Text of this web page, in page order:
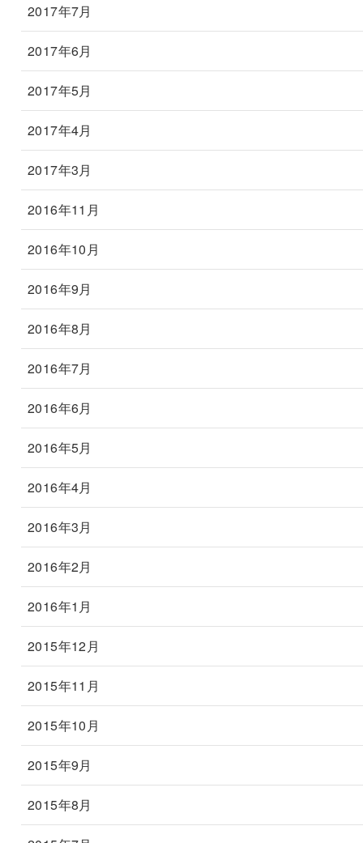
2017年7月
2017年6月
2017年5月
2017年4月
2017年3月
2016年11月
2016年10月
2016年9月
2016年8月
2016年7月
2016年6月
2016年5月
2016年4月
2016年3月
2016年2月
2016年1月
2015年12月
2015年11月
2015年10月
2015年9月
2015年8月